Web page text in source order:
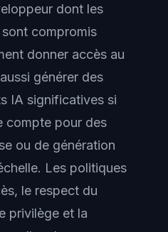
dont les
compromis
donner accès au
générer des
IA significatives si
compte pour des
ou de génération
Les politiques
le respect du
privilège et la